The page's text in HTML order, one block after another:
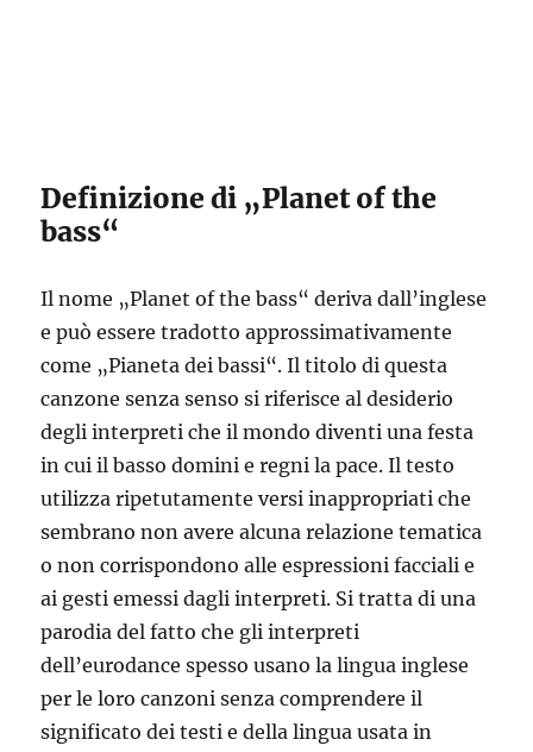
Definizione di „Planet of the
bass“
Il nome „Planet of the bass“ deriva dall’inglese
e può essere tradotto approssimativamente
come „Pianeta dei bassi“. Il titolo di questa
canzone senza senso si riferisce al desiderio
degli interpreti che il mondo diventi una festa
in cui il basso domini e regni la pace. Il testo
utilizza ripetutamente versi inappropriati che
sembrano non avere alcuna relazione tematica
o non corrispondono alle espressioni facciali e
ai gesti emessi dagli interpreti. Si tratta di una
parodia del fatto che gli interpreti
dell’eurodance spesso usano la lingua inglese
per le loro canzoni senza comprendere il
significato dei testi e della lingua usata in